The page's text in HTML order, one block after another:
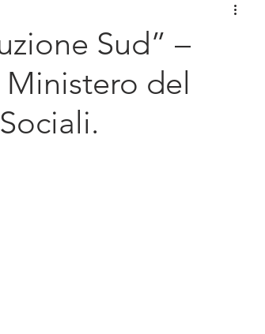
PNRR
Internazionalizzazione
Sud” –
del